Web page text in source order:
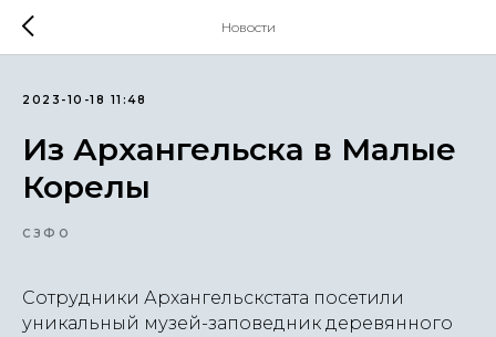
Новости
2023-10-18 11:48
Из Архангельска в Малые
Корелы
СЗФО
Сотрудники Архангельскстата посетили
уникальный музей-заповедник деревянного